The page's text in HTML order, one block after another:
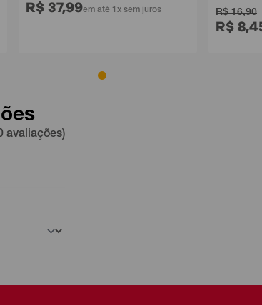
R$ 37,99em até 1x sem juros R$ 16,90
R$ 8,45
avaliações)